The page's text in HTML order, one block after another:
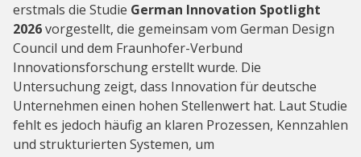
erstmals die Studie German Innovation Spotlight
2026vorgestellt, die gemeinsam vom German Design
Council und dem Fraunhofer-Verbund
Innovationsforschung erstellt wurde. Die
Untersuchung zeigt, dass Innovation für deutsche
Unternehmen einen hohen Stellenwert hat. Laut Studie
fehlt es jedoch häufig an klaren Prozessen, Kennzahlen
und strukturierten Systemen, um